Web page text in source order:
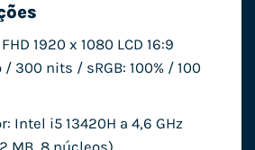
1920 x 1080 LCD 16:9
300 nits / sRGB: 100% / 100
Intel i5 13420H a 4,6 GHz